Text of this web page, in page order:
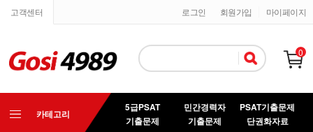
고객센터 마이페이지
회원가입
로그인
0
카테고리
5급PSAT
기출문제
민간경력자
기출문제
PSAT기출문제
단권화자료